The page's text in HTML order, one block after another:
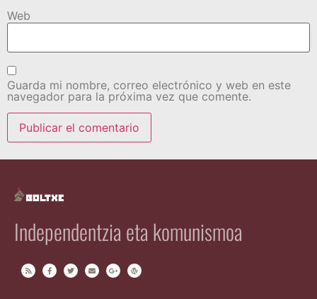
Web
Guarda mi nombre, correo electrónico y web en este
navegador para la próxima vez que comente.
Independentzia eta komunismoa